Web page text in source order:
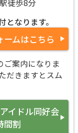
徒歩8分
なります。
ームはこちら
案内になりま
だきますとスム
イドル同好会
間割